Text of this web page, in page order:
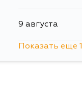
9 августа
Показать еще 1